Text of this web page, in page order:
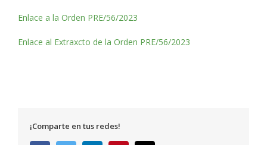
Enlace a la Orden PRE/56/2023
Enlace al Extraxcto de la Orden PRE/56/2023
¡Comparte en tus redes!